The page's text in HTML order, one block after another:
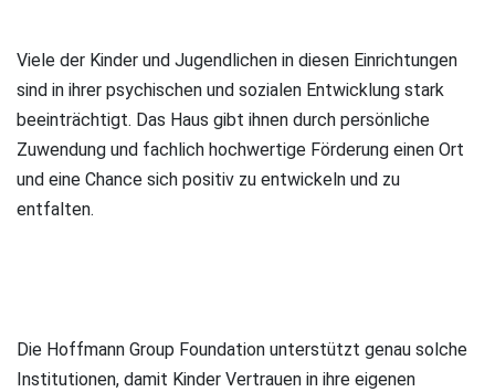
Viele der Kinder und Jugendlichen in diesen Einrichtungen
sind in ihrer psychischen und sozialen Entwicklung stark
beeinträchtigt. Das Haus gibt ihnen durch persönliche
Zuwendung und fachlich hochwertige Förderung einen Ort
und eine Chance sich positiv zu entwickeln und zu
entfalten.
Die Hoffmann Group Foundation unterstützt genau solche
Institutionen, damit Kinder Vertrauen in ihre eigenen